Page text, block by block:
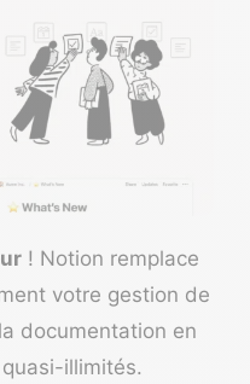
! Notion remplace
votre gestion de
documentation en
illimités.